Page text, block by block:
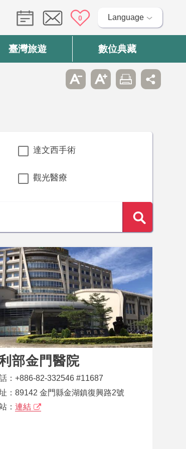
0 Language
臺灣旅遊 數位典藏
達文西手術
觀光醫療
部金門醫院
： +886-82-332546 #11687
： 89142 金門縣金湖鎮復興路2號
： 連結